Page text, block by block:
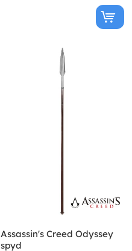
Assassin's Creed Odyssey
spyd